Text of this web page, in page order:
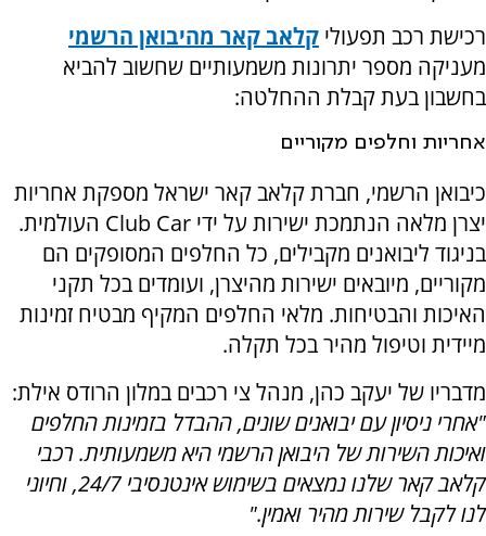
רכישת רכב תפעולי קלאב קאר מהיבואן הרשמי
מעניקה מספר יתרונות משמעותיים שחשוב להביא
בחשבון בעת קבלת ההחלטה:
אחריות וחלפים מקוריים
כיבואן הרשמי, חברת קלאב קאר ישראל מספקת אחריות
יצרן מלאה הנתמכת ישירות על ידי Club Car העולמית.
בניגוד ליבואנים מקבילים, כל החלפים המסופקים הם
מקוריים, מיובאים ישירות מהיצרן, ועומדים בכל תקני
האיכות והבטיחות. מלאי החלפים המקיף מבטיח זמינות
מיידית וטיפול מהיר בכל תקלה.
מדבריו של יעקב כהן, מנהל צי רכבים במלון הרודס אילת:
"אחרי ניסיון עם יבואנים שונים, ההבדל בזמינות החלפים
ואיכות השירות של היבואן הרשמי היא משמעותית. רכבי
קלאב קאר שלנו נמצאים בשימוש אינטנסיבי 24/7, וחיוני
לנו לקבל שירות מהיר ואמין."